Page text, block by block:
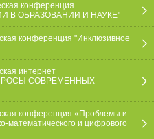
конференция
В ОБРАЗОВАНИИ И НАУКЕ"
конференция "Инклюзивное
интернет
СОВРЕМЕННЫХ
конференция «Проблемы и
математического и цифрового